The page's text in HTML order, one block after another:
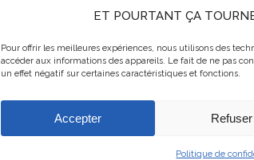
ET POURTANT ÇA
Pour offrir les meilleures expériences, nous utilisons des
accéder aux informations des appareils. Le fait de ne pas
un effet négatif sur certaines caractéristiques et fonctions.
Accepter Refuser
Politique de
Le
La